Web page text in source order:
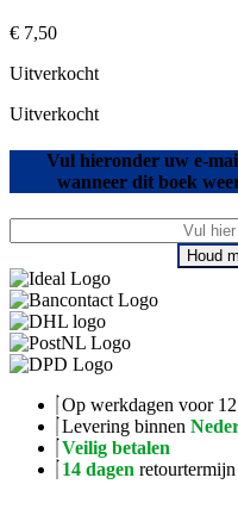
€ 7,50
Uitverkocht
Uitverkocht
Vul hieronder uw e-
wanneer dit boek
Houd
Op werkdagen voor
Levering binnen
Veilig betalen
14 dagen retourtermijn